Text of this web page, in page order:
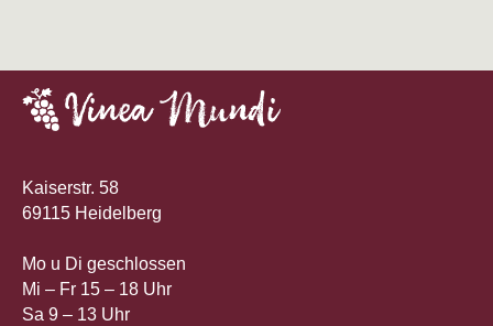
Kaiserstr. 58
69115 Heidelberg
Mo u Di geschlossen
Mi – Fr 15 – 18 Uhr
Sa 9 – 13 Uhr